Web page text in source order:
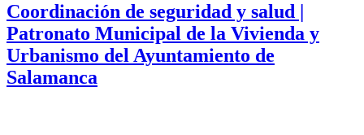
Coordinación de seguridad y salud |
Patronato Municipal de la Vivienda y
Urbanismo del Ayuntamiento de
Salamanca